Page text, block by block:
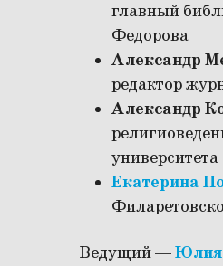
главный
Федорова
Александр
редактор
Александр
университета
Екатерина
Ведущий —Юлия